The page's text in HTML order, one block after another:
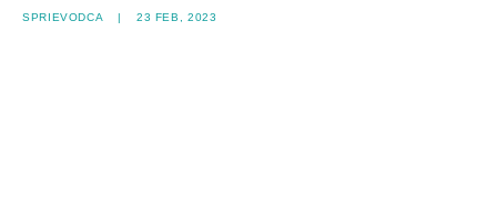
Sprievodca | 23 feb, 2023